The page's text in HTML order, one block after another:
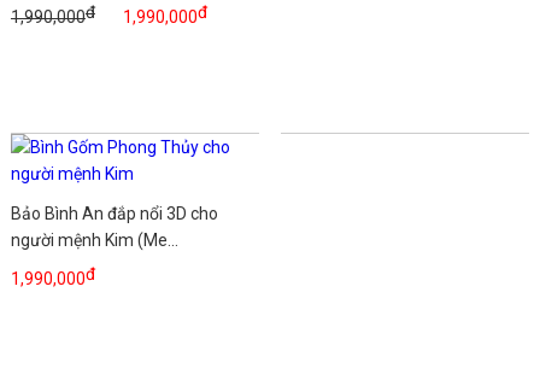
1,990,000đ 1,990,000đ
Bảo Bình An đắp nổi 3D cho
người mệnh Kim (Me...
1,990,000đ